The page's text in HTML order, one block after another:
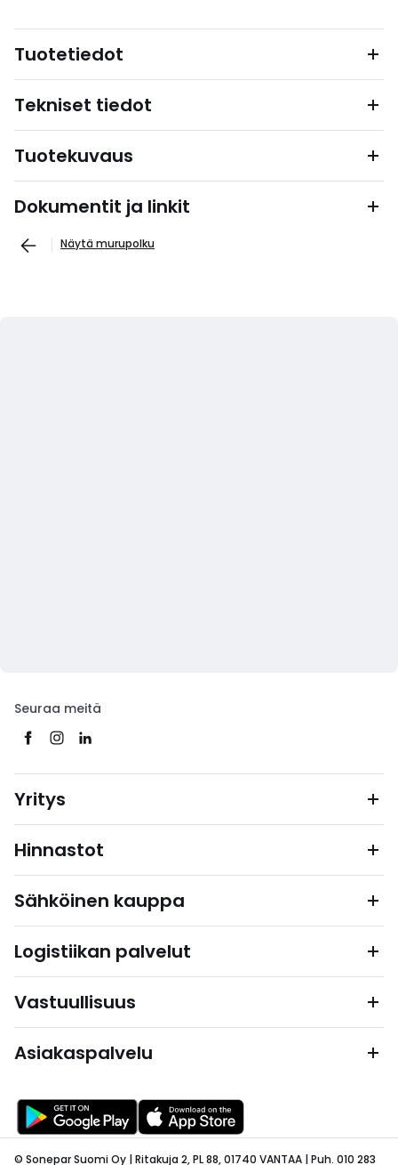
Tuotetiedot
Tekniset tiedot
Tuotekuvaus
Dokumentit ja linkit
Näytä murupolku
Seuraa meitä
Yritys
Hinnastot
Sähköinen kauppa
Logistiikan palvelut
Vastuullisuus
Asiakaspalvelu
© Sonepar Suomi Oy | Ritakuja 2, PL 88, 01740 VANTAA | Puh. 010 283